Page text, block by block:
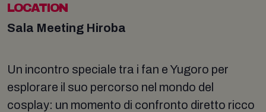
LOCATION
Sala Meeting Hiroba
Un incontro speciale tra i fan e Yugoro per
esplorare il suo percorso nel mondo del
cosplay: un momento di confronto diretto ricco